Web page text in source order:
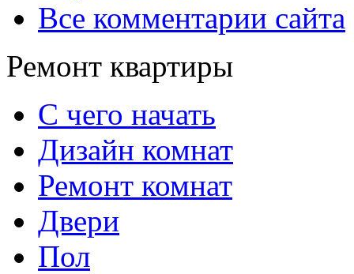
Все комментарии сайта
Ремонт квартиры
С чего начать
Дизайн комнат
Ремонт комнат
Двери
Пол